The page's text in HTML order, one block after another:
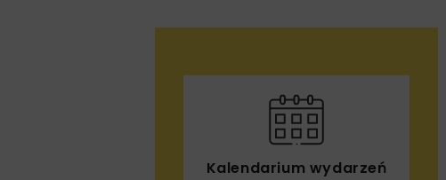
Kalendarium wydarzeń